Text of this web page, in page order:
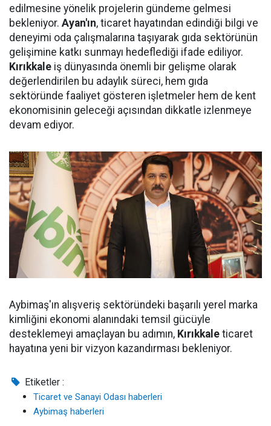
edilmesine yönelik projelerin gündeme gelmesi
bekleniyor. Ayan'ın, ticaret hayatından edindiği bilgi ve
deneyimi oda çalışmalarına taşıyarak gıda sektörünün
gelişimine katkı sunmayı hedeflediği ifade ediliyor.
Kırıkkale iş dünyasında önemli bir gelişme olarak
değerlendirilen bu adaylık süreci, hem gıda
sektöründe faaliyet gösteren işletmeler hem de kent
ekonomisinin geleceği açısından dikkatle izlenmeye
devam ediyor.
Aybimaş'ın alışveriş sektöründeki başarılı yerel marka
kimliğini ekonomi alanındaki temsil gücüyle
desteklemeyi amaçlayan bu adımın, Kırıkkale ticaret
hayatına yeni bir vizyon kazandırması bekleniyor.
Etiketler :
Ticaret ve Sanayi Odası haberleri
Aybimaş haberleri